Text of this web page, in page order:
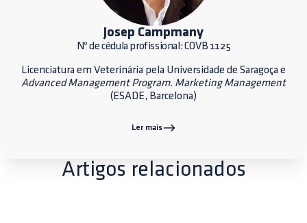
Josep Campmany
Nº de cédula profissional: COVB 1125
Licenciatura em Veterinária pela Universidade de Saragoça e
Advanced Management Program. Marketing Management
(ESADE, Barcelona)
Ler mais
Artigos relacionados